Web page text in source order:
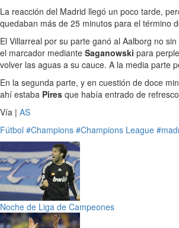
La reacción del Madrid llegó un poco tarde,
quedaban más de 25 minutos para el término
El Villarreal por su parte ganó al Aalborg no
el marcador mediante Saganowski para
volver las aguas a su cauce. A la media parte
En la segunda parte, y en cuestión de doce
ahí estaba Pires que había entrado de
Vía | AS
Fútbol #Champions #Champions League
Noche de Liga de Campeones